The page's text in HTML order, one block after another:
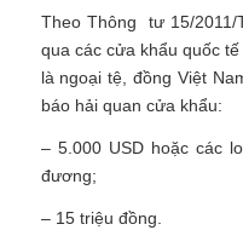
Theo Thông tư 15/2011/
qua các cửa khẩu quốc
là ngoại tệ, đồng Việt
báo hải quan cửa khẩu:
– 5.000 USD hoặc các
đương;
– 15 triệu đồng.